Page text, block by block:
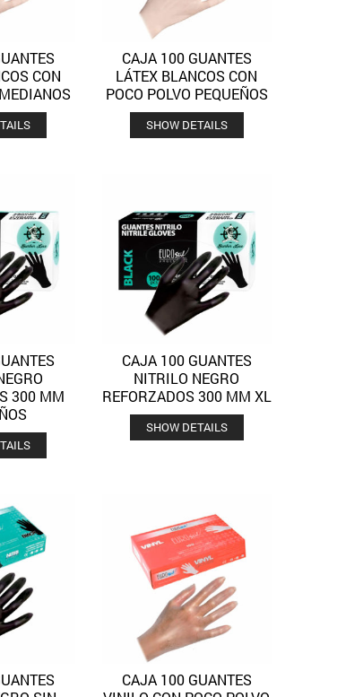
Quick View
CON
Añadir a la lista de deseos Quick View
CAJA 100 GUANTES
LÁTEX BLANCOS CON
POCO POLVO PEQUEÑOS
SHOW DETAILS
Quick View
300 MM
Añadir a la lista de deseos Quick View
CAJA 100 GUANTES
NITRILO NEGRO
REFORZADOS 300 MM XL
SHOW DETAILS
Quick View Añadir a la lista de deseos Quick View
CAJA 100 GUANTES